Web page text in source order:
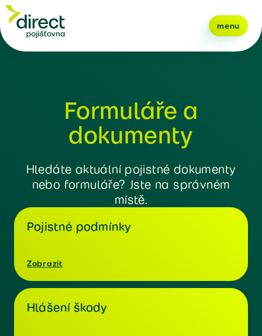
menu
Formuláře a
dokumenty
Hledáte aktuální pojistné dokumenty
nebo formuláře? Jste na správném
místě.
Pojistné podmínky
Zobrazit
Hlášení škody